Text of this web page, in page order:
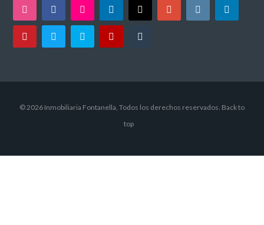
© 2026 Inmobiliaria Fontanella, Todos los derechos reservados. Back to
top